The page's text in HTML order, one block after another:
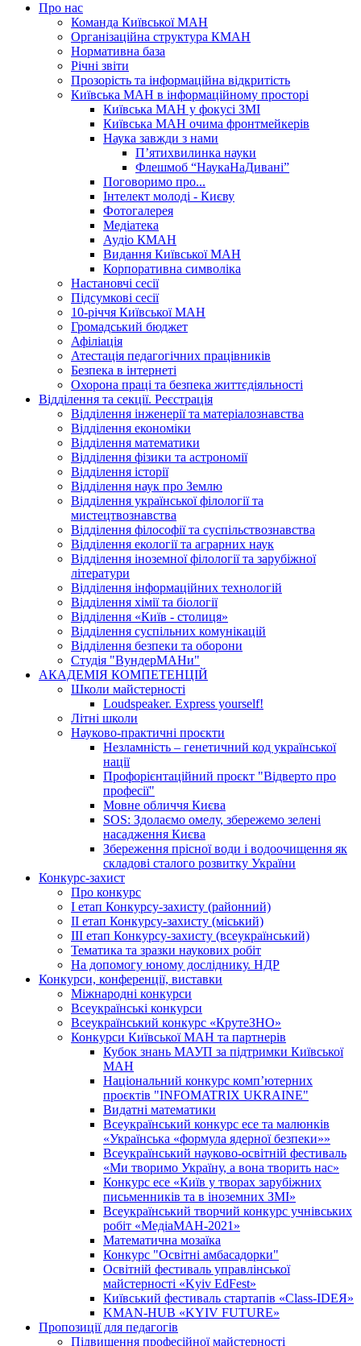
Про нас
Команда Київської МАН
Організаційна структура КМАН
Нормативна база
Річні звіти
Прозорість та інформаційна відкритість
Київська МАН в інформаційному просторі
Київська МАН у фокусі ЗМІ
Київська МАН очима фронтмейкерів
Наука завжди з нами
П’ятихвилинка науки
Флешмоб “НаукаНаДивані”
Поговоримо про...
Інтелект молоді - Києву
Фотогалерея
Медіатека
Аудіо КМАН
Видання Київської МАН
Корпоративна символіка
Настановчі сесії
Підсумкові сесії
10-річчя Київської МАН
Громадський бюджет
Афіліація
Атестація педагогічних працівників
Безпека в інтернеті
Охорона праці та безпека життєдіяльності
Відділення та секції. Реєстрація
Відділення інженерії та матеріалознавства
Відділення економіки
Відділення математики
Відділення фізики та астрономії
Відділення історії
Відділення наук про Землю
Відділення української філології та
мистецтвознавства
Відділення філософії та суспільствознавства
Відділення екології та аграрних наук
Відділення іноземної філології та зарубіжної
літератури
Відділення інформаційних технологій
Відділення хімії та біології
Відділення «Київ - столиця»
Відділення суспільних комунікацій
Відділення безпеки та оборони
Студія "ВундерМАНи"
АКАДЕМІЯ КОМПЕТЕНЦІЙ
Школи майстерності
Loudspeaker. Express yourself!
Літні школи
Науково-практичні проєкти
Незламність – генетичний код української
нації
Профорієнтаційний проєкт "Відверто про
професії"
Мовне обличчя Києва
SOS: Здолаємо омелу, збережемо зелені
насадження Києва
Збереження прісної води і водоочищення як
складові сталого розвитку України
Конкурс-захист
Про конкурс
І етап Конкурсу-захисту (районний)
ІІ етап Конкурсу-захисту (міський)
ІІІ етап Конкурсу-захисту (всеукраїнський)
Тематика та зразки наукових робіт
На допомогу юному досліднику. НДР
Конкурси, конференції, виставки
Міжнародні конкурси
Всеукраїнські конкурси
Всеукраїнський конкурс «КрутеЗНО»
Конкурси Київської МАН та партнерів
Кубок знань МАУП за підтримки Київської
МАН
Національний конкурс комп’ютерних
проєктів "INFOMATRIX UKRAINE"
Видатні математики
Всеукраїнський конкурс есе та малюнків
«Українська «формула ядерної безпеки»»
Всеукраїнський науково-освітній фестиваль
«Ми творимо Україну, а вона творить нас»
Конкурс есе «Київ у творах зарубіжних
письменників та в іноземних ЗМІ»
Всеукраїнський творчий конкурс учнівських
робіт «МедіаМАН-2021»
Математична мозаїка
Конкурс "Освітні амбасадорки"
Освітній фестиваль управлінської
майстерності «Kyiv EdFest»
Київський фестиваль стартапів «Class-IDEЯ»
KMAN-HUB «KYIV FUTURE»
Пропозиції для педагогів
Підвищення професійної майстерності